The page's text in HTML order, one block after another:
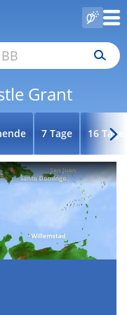
Grant
7 Tage 16 Tage